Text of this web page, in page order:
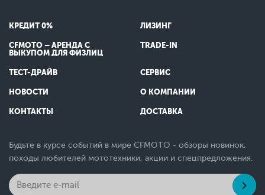
КРЕДИТ 0% ЛИЗИНГ
CFMOTO – АРЕНДА С
ВЫКУПОМ ДЛЯ ФИЗЛИЦ
TRADE-IN
ТЕСТ-ДРАЙВ СЕРВИС
НОВОСТИ О КОМПАНИИ
КОНТАКТЫ ДОСТАВКА
Будьте в курсе событий в мире CFMOTO - обзоры новинок,
походы любителей мототехники, акции и спецпредложения.